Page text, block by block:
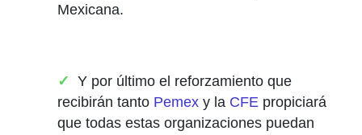
Mexicana.
Y por último el reforzamiento que
recibirán tanto Pemex y la CFE propiciará
que todas estas organizaciones puedan